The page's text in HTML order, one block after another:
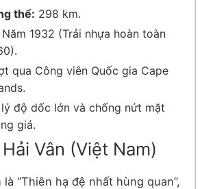
thể: 298 km.
Năm 1932 (Trải nhựa hoàn toàn
qua Công viên Quốc gia Cape
độ dốc lớn và chống nứt mặt
giá.
Vân (Việt Nam)
“Thiên hạ đệ nhất hùng quan”,